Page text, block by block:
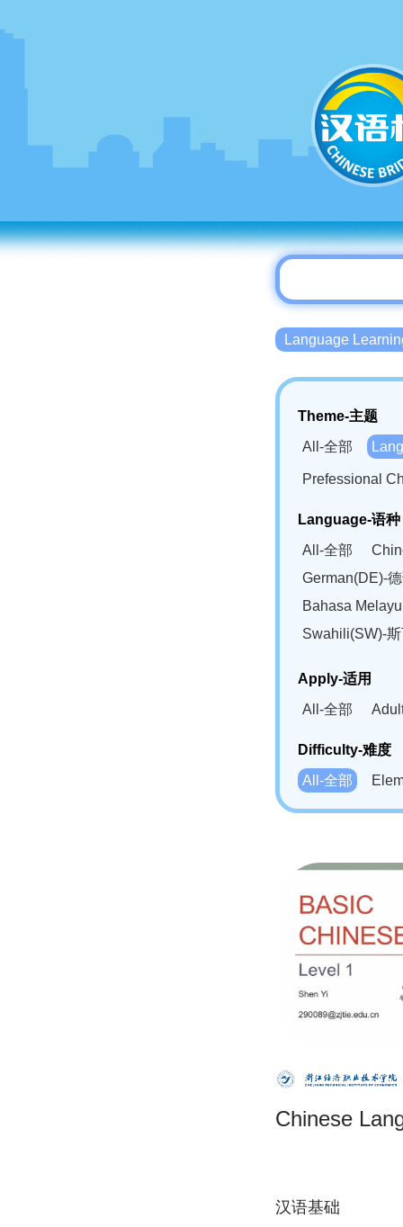
Language
Theme-主题
All-全部
Prefessional
Language-语种
All-全部
German(DE)-
Bahasa
Swahili(SW)-
Apply-适用
All-全部
Difficulty-难度
All-全部
Chinese
汉语基础